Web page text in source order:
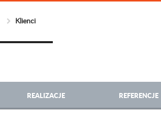
Klienci
REALIZACJE REFERENCJE